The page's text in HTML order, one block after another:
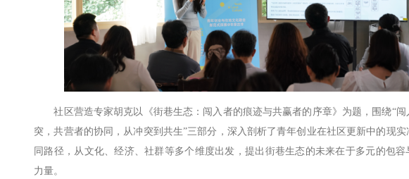
社区营造专家胡克以《街巷生态：闯入者的痕迹与共赢者的序章》为题，围绕“闯
突，共营者的协同，从冲突到共生”三部分，深入剖析了青年创业在社区更新中的现实
同路径，从文化、经济、社群等多个维度出发，提出街巷生态的未来在于多元的包容
力量。